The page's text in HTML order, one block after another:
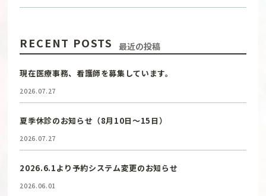
RECENT POSTS 最近の投稿
現在医療事務、看護師を募集しています。
2026.07.27
夏季休診のお知らせ（8月10日〜15日）
2026.07.27
2026.6.1より予約システム変更のお知らせ
2026.06.01